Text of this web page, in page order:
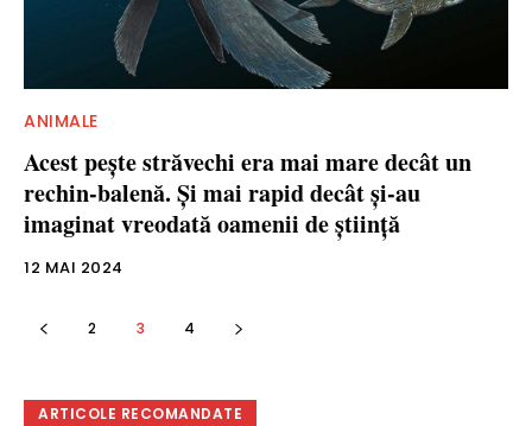
ANIMALE
Acest pește străvechi era mai mare decât un
rechin-balenă. Şi mai rapid decât și-au
imaginat vreodată oamenii de știință
12 MAI 2024
2 3 4
ARTICOLE RECOMANDATE